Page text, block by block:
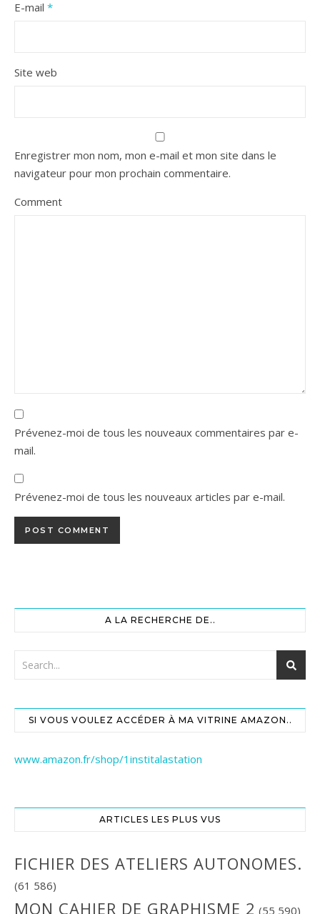
E-mail *
Site web
Enregistrer mon nom, mon e-mail et mon site dans le
navigateur pour mon prochain commentaire.
Comment
Prévenez-moi de tous les nouveaux commentaires par e-
mail.
Prévenez-moi de tous les nouveaux articles par e-mail.
A LA RECHERCHE DE..
SI VOUS VOULEZ ACCÉDER À MA VITRINE AMAZON..
www.amazon.fr/shop/1institalastation
ARTICLES LES PLUS VUS
FICHIER DES ATELIERS AUTONOMES.
(61 586)
MON CAHIER DE GRAPHISME 2 (55 590)